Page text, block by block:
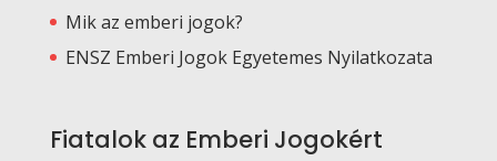
Mik az emberi jogok?
ENSZ Emberi Jogok Egyetemes Nyilatkozata
Fiatalok az Emberi Jogokért